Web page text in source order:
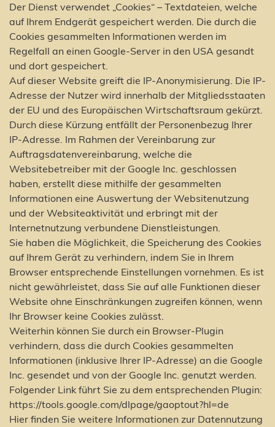
Der Dienst verwendet „Cookies“ – Textdateien, welche
auf Ihrem Endgerät gespeichert werden. Die durch die
Cookies gesammelten Informationen werden im
Regelfall an einen Google-Server in den USA gesandt
und dort gespeichert.
Auf dieser Website greift die IP-Anonymisierung. Die IP-
Adresse der Nutzer wird innerhalb der Mitgliedsstaaten
der EU und des Europäischen Wirtschaftsraum gekürzt.
Durch diese Kürzung entfällt der Personenbezug Ihrer
IP-Adresse. Im Rahmen der Vereinbarung zur
Auftragsdatenvereinbarung, welche die
Websitebetreiber mit der Google Inc. geschlossen
haben, erstellt diese mithilfe der gesammelten
Informationen eine Auswertung der Websitenutzung
und der Websiteaktivität und erbringt mit der
Internetnutzung verbundene Dienstleistungen.
Sie haben die Möglichkeit, die Speicherung des Cookies
auf Ihrem Gerät zu verhindern, indem Sie in Ihrem
Browser entsprechende Einstellungen vornehmen. Es ist
nicht gewährleistet, dass Sie auf alle Funktionen dieser
Website ohne Einschränkungen zugreifen können, wenn
Ihr Browser keine Cookies zulässt.
Weiterhin können Sie durch ein Browser-Plugin
verhindern, dass die durch Cookies gesammelten
Informationen (inklusive Ihrer IP-Adresse) an die Google
Inc. gesendet und von der Google Inc. genutzt werden.
Folgender Link führt Sie zu dem entsprechenden Plugin:
https://tools.google.com/dlpage/gaoptout?hl=de
Hier finden Sie weitere Informationen zur Datennutzung